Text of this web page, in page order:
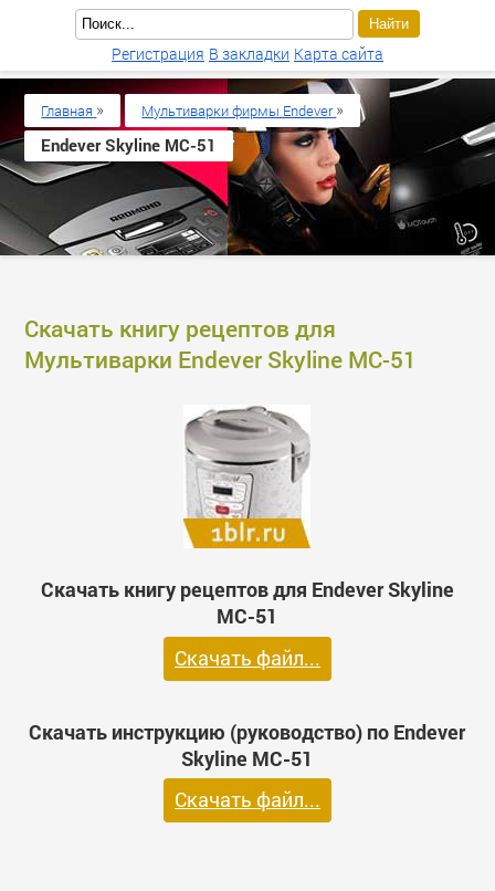
Скачать книгу рецептов для
Мультиварки Endever Skyline MC-51
Скачать книгу рецептов для Endever Skyline
MC-51
Скачать файл...
Скачать инструкцию (руководство) по Endever
Skyline MC-51
Скачать файл...
Главная » Мультиварки фирмы Endever »
Endever Skyline MC-51
Регистрация В закладки Карта сайта